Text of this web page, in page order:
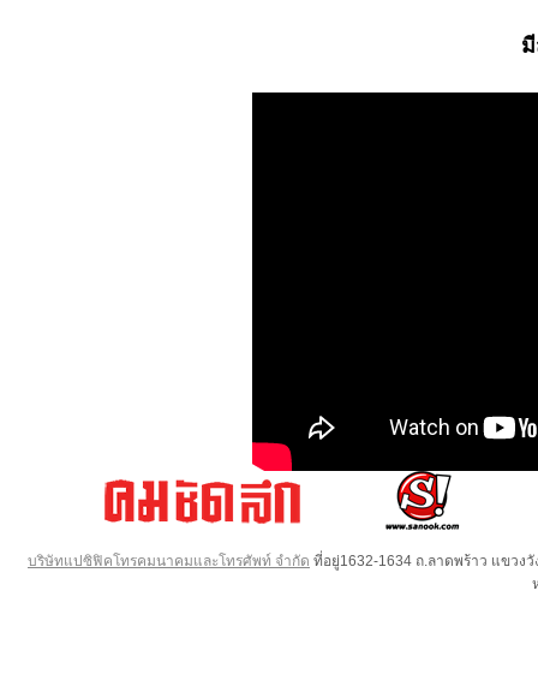
บริษัทแปซิฟิคโทรคมนาคมและโทรศัพท์ จำกัด ที่อยู่1632-1634 ถ.ลาดพร้าว แขวง